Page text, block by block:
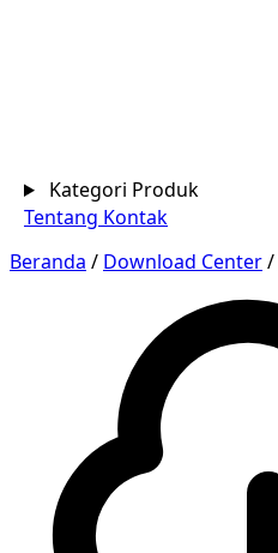
Kategori Produk
Tentang Kontak
Beranda / Download Center/